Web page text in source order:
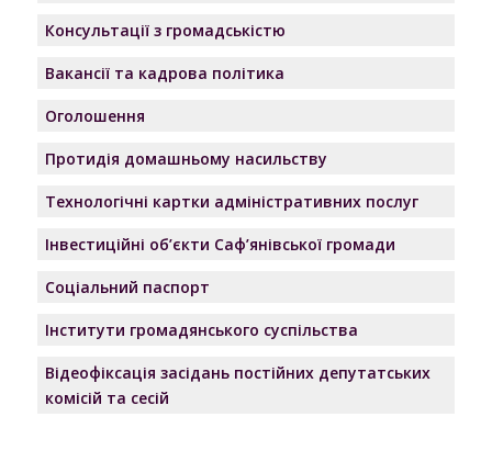
Консультації з громадськістю
Вакансії та кадрова політика
Оголошення
Протидія домашньому насильству
Технологічні картки адміністративних послуг
Інвестиційні об’єкти Саф’янівської громади
Соціальний паспорт
Інститути громадянського суспільства
Відеофіксація засідань постійних депутатських
комісій та сесій